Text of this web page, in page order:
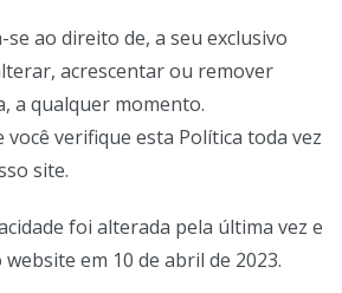
se ao direito de, a seu exclusivo
acrescentar ou remover
a qualquer momento.
você verifique esta Política toda vez
site.
foi alterada pela última vez e
em 10 de abril de 2023.